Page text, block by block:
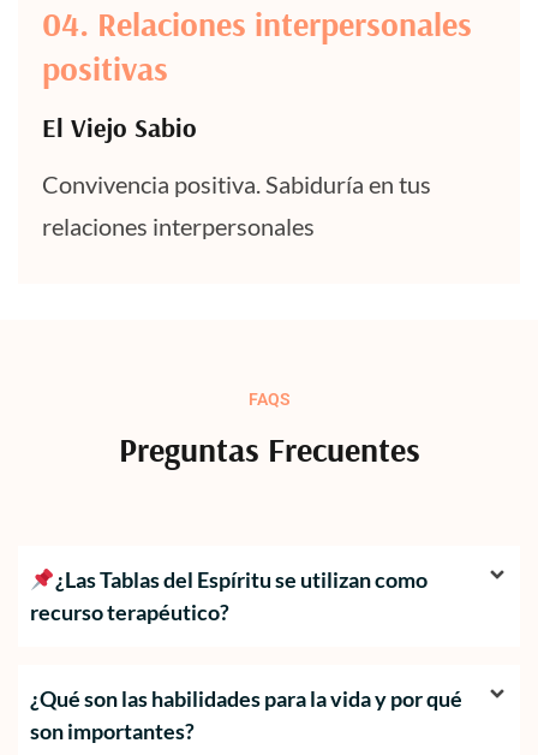
04. Relaciones interpersonales
positivas
El Viejo Sabio
Convivencia positiva. Sabiduría en tus
relaciones interpersonales
FAQS
Preguntas Frecuentes
¿Las Tablas del Espíritu se utilizan como
recurso terapéutico?
¿Qué son las habilidades para la vida y por qué
son importantes?